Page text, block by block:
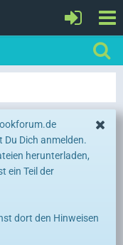
Du Dich anmelden.
herunterladen,
ein Teil der
dort den Hinweisen